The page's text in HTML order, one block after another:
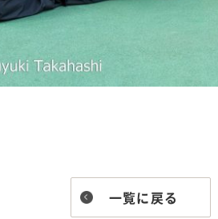
一覧に戻る